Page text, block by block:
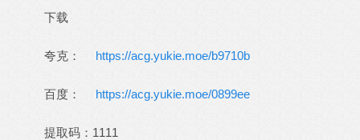
下载
夸克： https://acg.yukie.moe/b9710b
百度： https://acg.yukie.moe/0899ee
提取码：1111